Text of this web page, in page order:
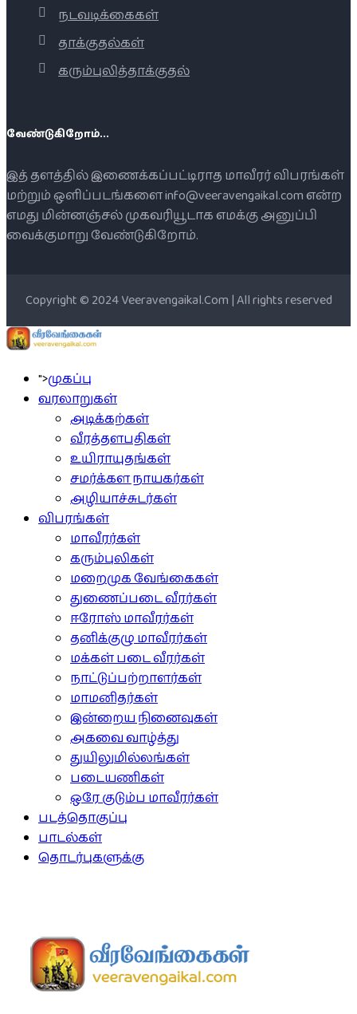
நடவடிக்கைகள்
தாக்குதல்கள்
கரும்புலித்தாக்குதல்
வேண்டுகிறோம்...
இத் தளத்தில் இணைக்கப்பட்டிராத மாவீரர் விபரங்கள்
மற்றும் ஒளிப்படங்களை info@veeravengaikal.com என்ற
எமது மின்னஞ்சல் முகவரியூடாக எமக்கு அனுப்பி
வைக்குமாறு வேண்டுகிறோம்.
Copyright © 2024 Veeravengaikal.Com | All rights reserved
">முகப்பு
வரலாறுகள்
அடிக்கற்கள்
வீரத்தளபதிகள்
உயிராயுதங்கள்
சமர்க்கள நாயகர்கள்
அழியாச்சுடர்கள்
விபரங்கள்
மாவீரர்கள்
கரும்புலிகள்
மறைமுக வேங்கைகள்
துணைப்படை வீரர்கள்
ஈரோஸ் மாவீரர்கள்
தனிக்குழு மாவீரர்கள்
மக்கள் படை வீரர்கள்
நாட்டுப்பற்றாளர்கள்
மாமனிதர்கள்
இன்றைய நினைவுகள்
அகவை வாழ்த்து
துயிலுமில்லங்கள்
படையணிகள்
ஒரே குடும்ப மாவீரர்கள்
படத்தொகுப்பு
பாடல்கள்
தொடர்புகளுக்கு